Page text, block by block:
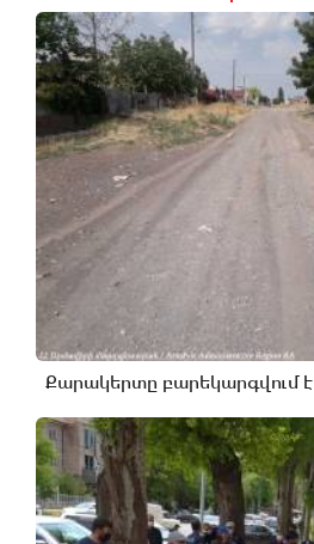
Քարակերտը բարեկարգվում է